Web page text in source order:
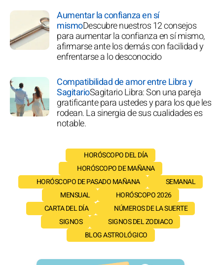
Aumentar la confianza en sí
mismoDescubre nuestros 12 consejos
para aumentar la confianza en sí mismo,
afirmarse ante los demás con facilidad y
enfrentarse a lo desconocido
Compatibilidad de amor entre Libra y
SagitarioSagitario Libra: Son una pareja
gratificante para ustedes y para los que les
rodean. La sinergia de sus cualidades es
notable.
HORÓSCOPO DEL DÍA
HORÓSCOPO DE MAÑANA
HORÓSCOPO DE PASADO MAÑANA
SEMANAL
MENSUAL
HORÓSCOPO 2026
CARTA DEL DÍA
NÚMEROS DE LA SUERTE
SIGNOS
SIGNOS DEL ZODIACO
BLOG ASTROLÓGICO